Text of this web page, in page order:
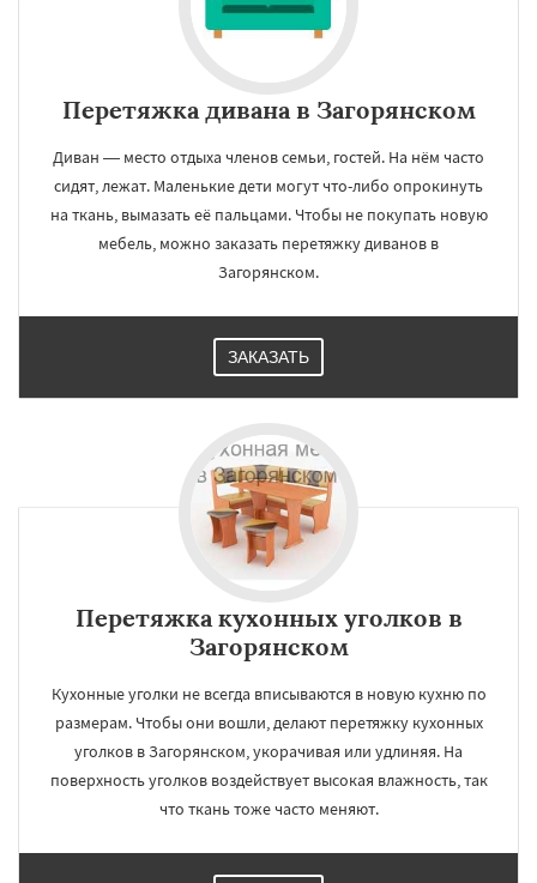
Перетяжка дивана в Загорянском
Диван — место отдыха членов семьи, гостей. На нём часто
сидят, лежат. Маленькие дети могут что-либо опрокинуть
на ткань, вымазать её пальцами. Чтобы не покупать новую
мебель, можно заказать перетяжку диванов в
Загорянском.
ЗАКАЗАТЬ
Перетяжка кухонных уголков в
Загорянском
Кухонные уголки не всегда вписываются в новую кухню по
размерам. Чтобы они вошли, делают перетяжку кухонных
уголков в Загорянском, укорачивая или удлиняя. На
поверхность уголков воздействует высокая влажность, так
что ткань тоже часто меняют.